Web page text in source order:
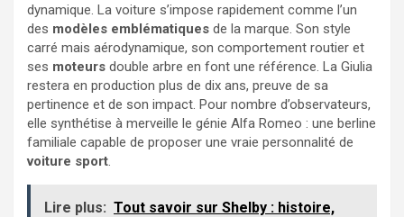
dynamique. La voiture s’impose rapidement comme l’un
des modèles emblématiques de la marque. Son style
carré mais aérodynamique, son comportement routier et
ses moteurs double arbre en font une référence. La Giulia
restera en production plus de dix ans, preuve de sa
pertinence et de son impact. Pour nombre d’observateurs,
elle synthétise à merveille le génie Alfa Romeo : une berline
familiale capable de proposer une vraie personnalité de
voiture sport.
Lire plus: Tout savoir sur Shelby : histoire,